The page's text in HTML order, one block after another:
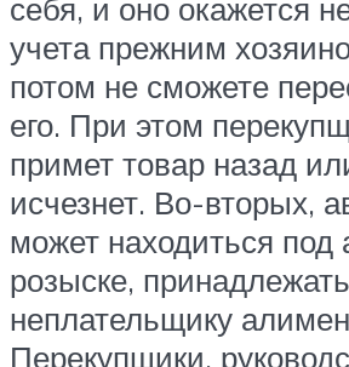
себя, и оно окажется
учета прежним
потом не сможете
его. При этом
примет товар назад
исчезнет. Во-вторых,
может находиться под
розыске,
неплательщику
Перекупщики,